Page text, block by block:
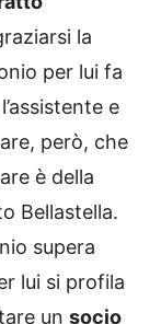
la
per lui fa
e
però, che
è della
Bellastella.
supera
lui si profila
un socio